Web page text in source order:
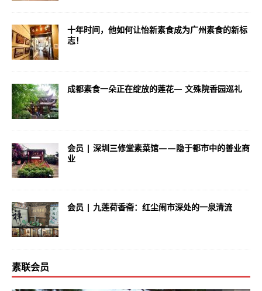
十年时间，他如何让怡新素食成为广州素食的新标
志！
成都素食一朵正在绽放的莲花— 文殊院香园巡礼
会员 | 深圳三修堂素菜馆——隐于都市中的善业商
业
会员 | 九莲荷香斋：红尘闹市深处的一泉清流
素联会员